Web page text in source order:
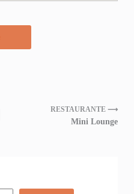
RESTAURANTE ⟶
Mini Lounge